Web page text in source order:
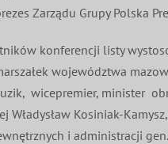
Zarządu Grupy Polska
konferencji listy
województwa
wicepremier, minister
Władysław Kosiniak-
i administracji